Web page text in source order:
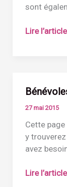
sont
Résultats
Lire
27 mai 2015
Cette
y
avez
Bénévoles
Lire